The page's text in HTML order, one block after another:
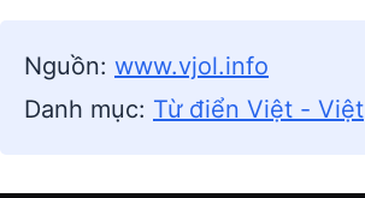
Nguồn: www.vjol.info
Danh mục: Từ điển Việt - Việt